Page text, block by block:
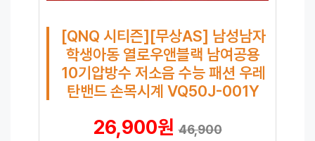
[QNQ 시티즌][무상AS] 남성남자
학생아동 열로우앤블랙 남여공용
10기압방수 저소음 수능 패션 우레
탄밴드 손목시계 VQ50J-001Y
26,900원46,900